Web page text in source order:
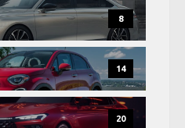
8
14
20